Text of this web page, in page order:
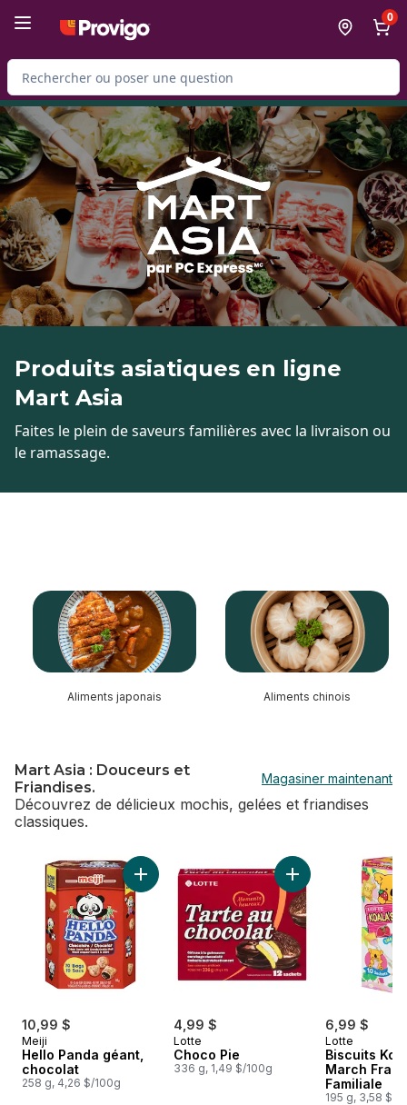
0
Rechercher des produits
Produits asiatiques en ligne
Mart Asia
Faites le plein de saveurs familières avec la livraison ou
le ramassage.
sauter cette section
Aliments japonais Aliments chinois
Mart Asia : Douceurs et
Friandises.
Magasiner maintenant
Découvrez de délicieux mochis, gelées et friandises
classiques.
sauter Mart Asia : Douceurs et Friandises.
10,99 $
Meiji
Hello Panda géant,
chocolat
258 g, 4,26 $/100g
Ajouter Hello Panda géant, chocolat au
4,99 $
Lotte
Choco Pie
336 g, 1,49 $/100g
Ajouter Choco Pie
6,99 $
Lotte
Biscuits
March
Familiale
195 g, 3,58 $/